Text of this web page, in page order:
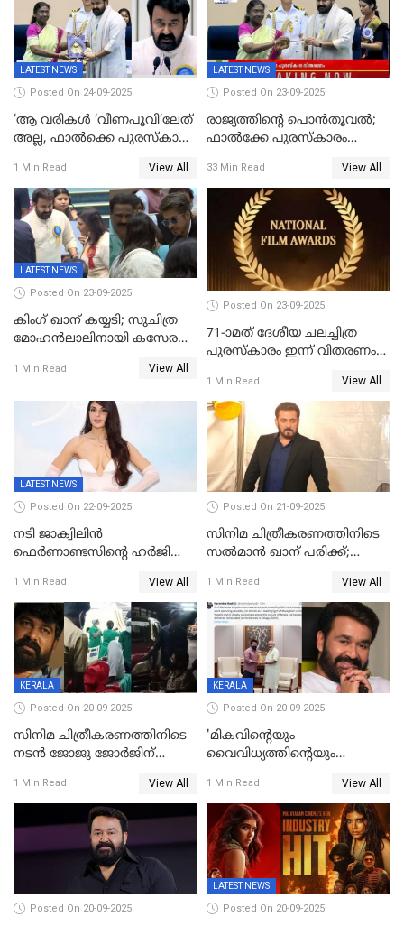
LATEST NEWS
Posted On 24-09-2025
‘ആ വരികള്‍ ‘വീണപൂവി’ലേത്
അല്ല, ഫാൽക്കെ പുരസ്‌കാരം
മോഹന്‍ലാല്‍ ഉദ്ധരിച്ച
വരികളെ ചൊല്ലി
സാമൂഹികമാധ്യമങ്ങളില്‍
ചര്‍ച്ച
1 Min Read View All
LATEST NEWS
Posted On 23-09-2025
രാജ്യത്തിന്റെ പൊൻതൂവൽ;
ഫാൽക്കേ പുരസ്കാരം
സിനിമ ആത്മാവിന്റെ
സ്പന്ദനമെന്ന് ലാൽ;
ഉർവശിക്കും വിജയരാഘവനും
ദേശീയ അവാർഡ്
33 Min Read View All
LATEST NEWS
Posted On 23-09-2025
കിംഗ് ഖാന് കയ്യടി; സുചിത്ര
മോഹൻലാലിനായി കസേര
ഖാൻ
1 Min Read View All
Posted On 23-09-2025
71-ാമത് ദേശീയ ചലച്ചിത്ര
പുരസ്‌കാരം ഇന്ന് വിതരണം
1 Min Read View All
LATEST NEWS
Posted On 22-09-2025
നടി ജാക്വിലിന്‍
ഫെര്‍ണാണ്ടസിന്റെ ഹര്‍ജി
1 Min Read View All
Posted On 21-09-2025
സിനിമ ചിത്രീകരണത്തിനിടെ
സൽമാൻ ഖാന് പരിക്ക്;
മുംബൈയിലേക്ക് മടങ്ങി
1 Min Read View All
KERALA
Posted On 20-09-2025
സിനിമ ചിത്രീകരണത്തിനിടെ
നടൻ ജോജു ജോർജിന്
പറമ്പോലും ഈ സമയം
ജീപ്പിൽ
1 Min Read View All
KERALA
Posted On 20-09-2025
'മികവിന്റെയും
വൈവിധ്യത്തിന്റെയും
അഭിനന്ദിച്ച് പ്രധാനമന്ത്രി
1 Min Read View All
Posted On 20-09-2025
LATEST NEWS
Posted On 20-09-2025